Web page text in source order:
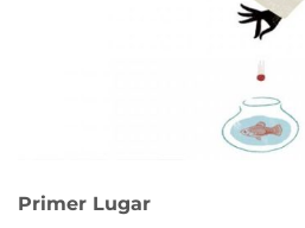
Primer Lugar